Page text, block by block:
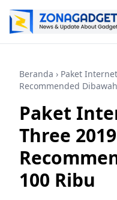
Beranda › Paket
Recommended
Paket
Three 2019
100 Ribu